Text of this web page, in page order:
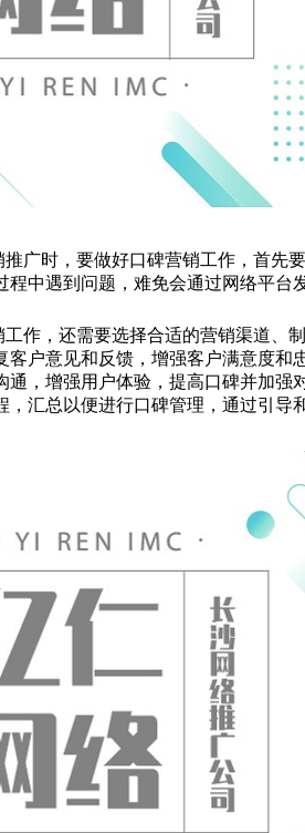
广时，要做好口碑营销工作，首先
中遇到问题，难免会通过网络平
作，还需要选择合适的营销渠道、
户意见和反馈，增强客户满意度
，增强用户体验，提高口碑并加
汇总以便进行口碑管理，通过引导